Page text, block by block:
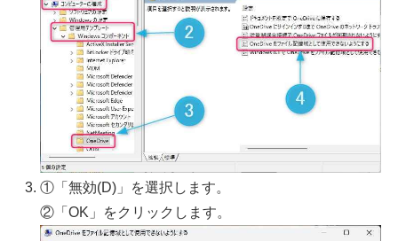
①「無効(D)」を選択します。
②「OK」をクリックします。